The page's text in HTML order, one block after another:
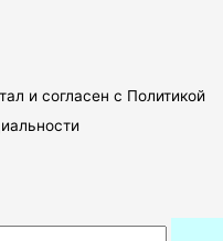
и согласен с Политикой